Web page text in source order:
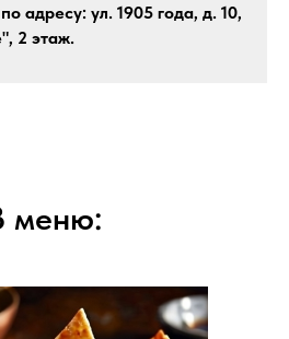
адресу: ул. 1905 года, д. 10,
2 этаж.
меню: